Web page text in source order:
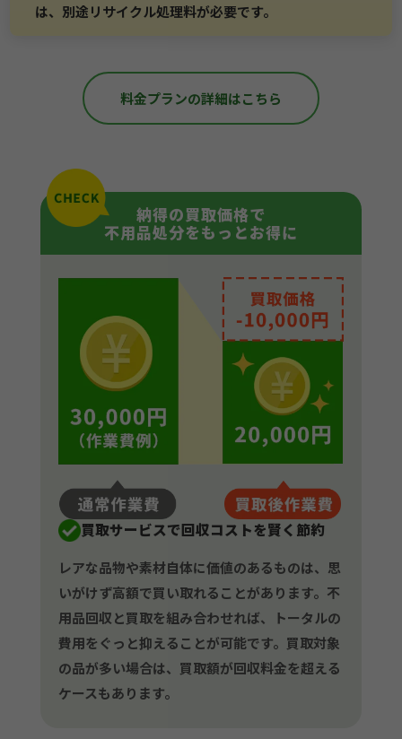
は、別途リサイクル処理料が必要です。
料金プランの詳細はこちら
納得の買取価格で
不用品処分をもっとお得に
買取サービスで回収コストを賢く節約
レアな品物や素材自体に価値のあるものは、思
いがけず高額で買い取れることがあります。不
用品回収と買取を組み合わせれば、トータルの
費用をぐっと抑えることが可能です。買取対象
の品が多い場合は、買取額が回収料金を超える
ケースもあります。